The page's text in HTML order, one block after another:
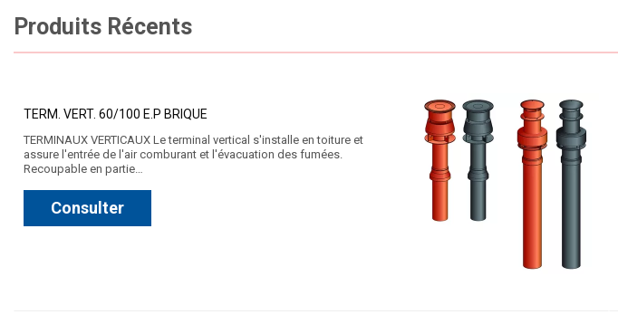
Produits Récents
TERM. VERT. 60/100 E.P BRIQUE
TERMINAUX VERTICAUX Le terminal vertical s'installe en toiture et
assure l'entrée de l'air comburant et l'évacuation des fumées.
Recoupable en partie…
Consulter